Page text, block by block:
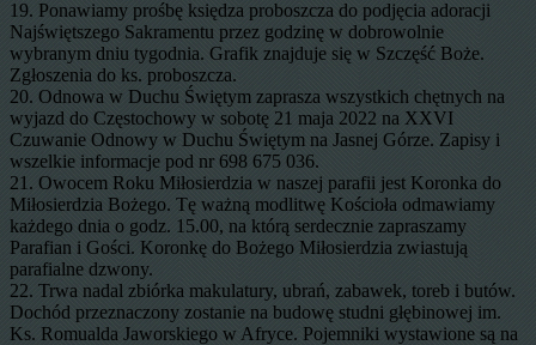
19. Ponawiamy prośbę księdza proboszcza do podjęcia adoracji
Najświętszego Sakramentu przez godzinę w dobrowolnie
wybranym dniu tygodnia. Grafik znajduje się w Szczęść Boże.
Zgłoszenia do ks. proboszcza.
20. Odnowa w Duchu Świętym zaprasza wszystkich chętnych na
wyjazd do Częstochowy w sobotę 21 maja 2022 na XXVI
Czuwanie Odnowy w Duchu Świętym na Jasnej Górze. Zapisy i
wszelkie informacje pod nr 698 675 036.
21. Owocem Roku Miłosierdzia w naszej parafii jest Koronka do
Miłosierdzia Bożego. Tę ważną modlitwę Kościoła odmawiamy
każdego dnia o godz. 15.00, na którą serdecznie zapraszamy
Parafian i Gości. Koronkę do Bożego Miłosierdzia zwiastują
parafialne dzwony.
22. Trwa nadal zbiórka makulatury, ubrań, zabawek, toreb i butów.
Dochód przeznaczony zostanie na budowę studni głębinowej im.
Ks. Romualda Jaworskiego w Afryce. Pojemniki wystawione są na